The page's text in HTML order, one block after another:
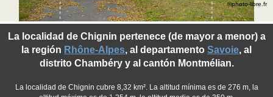
La localidad de Chignin pertenece (de mayor a menor) a
la región Rhône-Alpes, al departamento Savoie, al
distrito Chambéry y al cantón Montmélian.
La localidad de Chignin cubre 8,32 km². La altitud mínima es de 276 m, la
©photo-libre.fr